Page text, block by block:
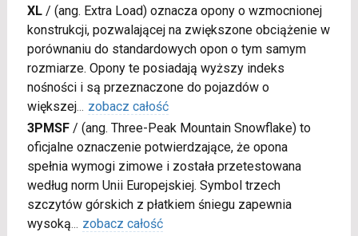
XL/ (ang. Extra Load) oznacza opony o wzmocnionej
konstrukcji, pozwalającej na zwiększone obciążenie w
porównaniu do standardowych opon o tym samym
rozmiarze. Opony te posiadają wyższy indeks
nośności i są przeznaczone do pojazdów o
większej... zobacz całość
3PMSF/ (ang. Three-Peak Mountain Snowflake) to
oficjalne oznaczenie potwierdzające, że opona
spełnia wymogi zimowe i została przetestowana
według norm Unii Europejskiej. Symbol trzech
szczytów górskich z płatkiem śniegu zapewnia
wysoką... zobacz całość